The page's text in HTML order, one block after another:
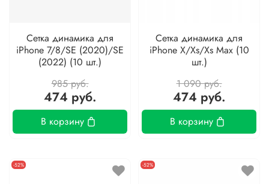
Сетка динамика для
iPhone 7/8/SE (2020)/SE
(2022) (10 шт.)
985 руб.
474 руб.
В корзину
Сетка динамика для
iPhone X/Xs/Xs Max (10
шт.)
1 090 руб.
474 руб.
В корзину
-52% -52%